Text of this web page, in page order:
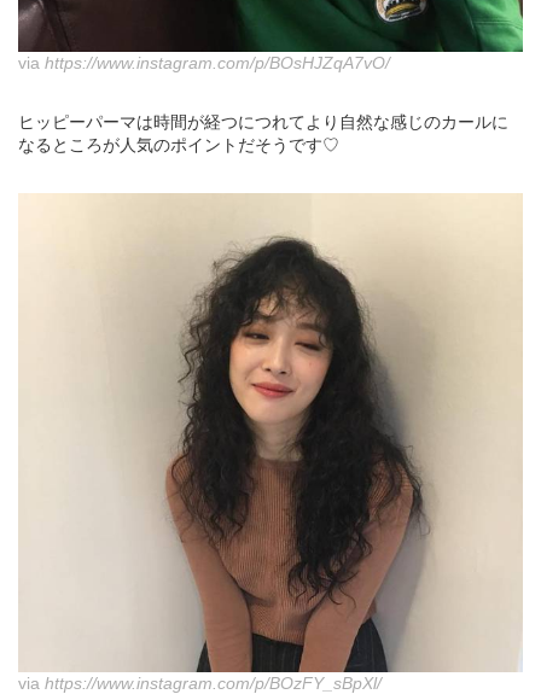
via https://www.instagram.com/p/BOsHJZqA7vO/
ヒッピーパーマは時間が経つにつれてより自然な感じのカールに
なるところが人気のポイントだそうです♡
via https://www.instagram.com/p/BOzFY_sBpXl/